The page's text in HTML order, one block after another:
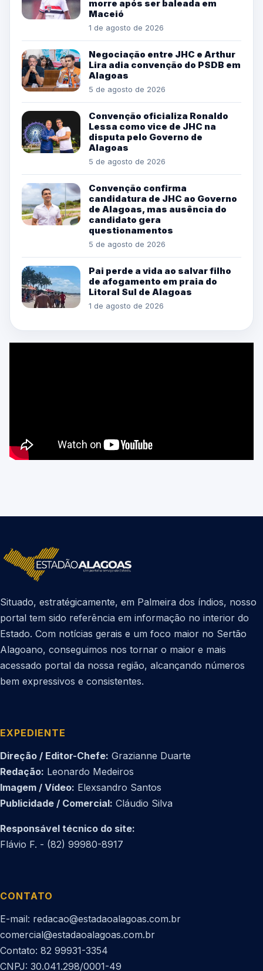
morre após ser baleada em
Maceió
1 de agosto de 2026
Negociação entre JHC e Arthur
Lira adia convenção do PSDB em
Alagoas
5 de agosto de 2026
Convenção oficializa Ronaldo
Lessa como vice de JHC na
disputa pelo Governo de
Alagoas
5 de agosto de 2026
Convenção confirma
candidatura de JHC ao Governo
de Alagoas, mas ausência do
candidato gera
questionamentos
5 de agosto de 2026
Pai perde a vida ao salvar filho
de afogamento em praia do
Litoral Sul de Alagoas
1 de agosto de 2026
Situado, estratégicamente, em Palmeira dos índios, nosso
portal tem sido referência em informação no interior do
Estado. Com notícias gerais e um foco maior no Sertão
Alagoano, conseguimos nos tornar o maior e mais
acessado portal da nossa região, alcançando números
bem expressivos e consistentes.
EXPEDIENTE
Direção / Editor-Chefe: Grazianne Duarte
Redação: Leonardo Medeiros
Imagem / Vídeo: Elexsandro Santos
Publicidade / Comercial: Cláudio Silva
Responsável técnico do site:
Flávio F. - (82) 99980-8917
CONTATO
E-mail: redacao@estadaoalagoas.com.br
comercial@estadaoalagoas.com.br
Contato: 82 99931-3354
CNPJ: 30.041.298/0001-49